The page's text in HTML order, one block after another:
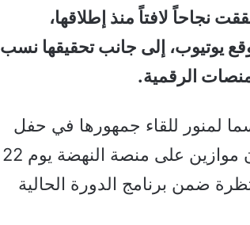
نجاحاً لافتاً منذ إطلاقها،
على موقع يوتيوب، إلى جانب تحقيقها نسب
الرقمية.
لمنور للقاء جمهورها في حفل
جماهيري مرتقب ضمن فعاليات مهرجان موازين على منصة النهضة يوم 22
ضمن برنامج الدورة الحالية